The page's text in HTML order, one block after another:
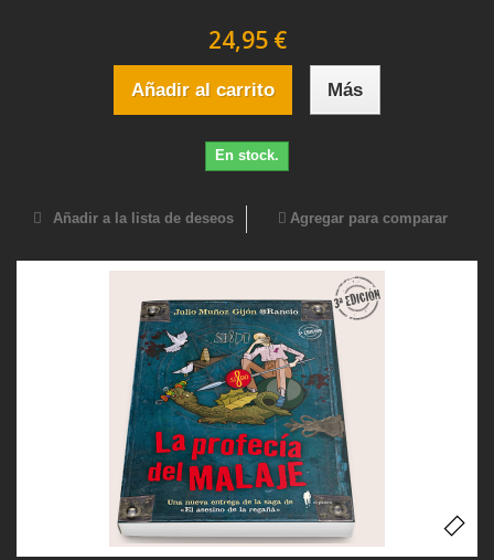
24,95 €
Añadir al carrito Más
En stock.
Añadir a la lista de deseos Agregar para comparar